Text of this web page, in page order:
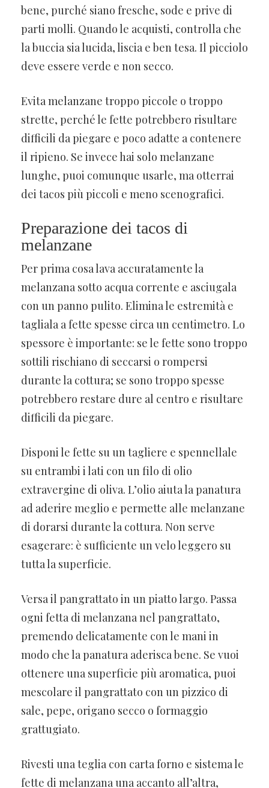
bene, purché siano fresche, sode e prive di
parti molli. Quando le acquisti, controlla che
la buccia sia lucida, liscia e ben tesa. Il picciolo
deve essere verde e non secco.
Evita melanzane troppo piccole o troppo
strette, perché le fette potrebbero risultare
difficili da piegare e poco adatte a contenere
il ripieno. Se invece hai solo melanzane
lunghe, puoi comunque usarle, ma otterrai
dei tacos più piccoli e meno scenografici.
Preparazione dei tacos di
melanzane
Per prima cosa lava accuratamente la
melanzana sotto acqua corrente e asciugala
con un panno pulito. Elimina le estremità e
tagliala a fette spesse circa un centimetro. Lo
spessore è importante: se le fette sono troppo
sottili rischiano di seccarsi o rompersi
durante la cottura; se sono troppo spesse
potrebbero restare dure al centro e risultare
difficili da piegare.
Disponi le fette su un tagliere e spennellale
su entrambi i lati con un filo di olio
extravergine di oliva. L’olio aiuta la panatura
ad aderire meglio e permette alle melanzane
di dorarsi durante la cottura. Non serve
esagerare: è sufficiente un velo leggero su
tutta la superficie.
Versa il pangrattato in un piatto largo. Passa
ogni fetta di melanzana nel pangrattato,
premendo delicatamente con le mani in
modo che la panatura aderisca bene. Se vuoi
ottenere una superficie più aromatica, puoi
mescolare il pangrattato con un pizzico di
sale, pepe, origano secco o formaggio
grattugiato.
Rivesti una teglia con carta forno e sistema le
fette di melanzana una accanto all’altra,